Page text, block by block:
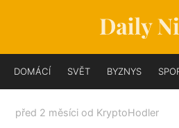
DOMÁCÍ SVĚT BYZNYS
před 2 měsíci od KryptoHodler